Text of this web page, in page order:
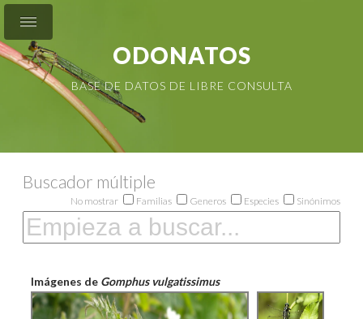
ODONATOS
BASE DE DATOS DE LIBRE CONSULTA
Buscador múltiple
No mostrar Familias Generos Especies Sinónimos
Imágenes de Gomphus vulgatissimus